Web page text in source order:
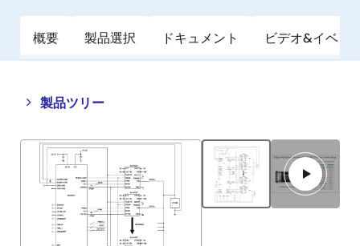
概要 製品選択 ドキュメント ビデオ&イベン
製品ツリー
Close
tree
menu
Open
tree
menu